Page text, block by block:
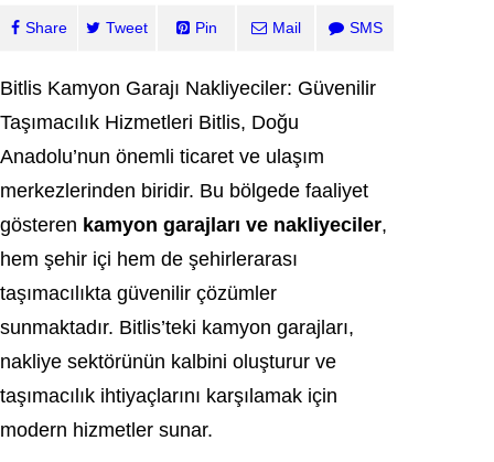
Share Tweet Pin Mail SMS
Bitlis Kamyon Garajı Nakliyeciler: Güvenilir
Taşımacılık Hizmetleri Bitlis, Doğu
Anadolu’nun önemli ticaret ve ulaşım
merkezlerinden biridir. Bu bölgede faaliyet
gösteren kamyon garajları ve nakliyeciler,
hem şehir içi hem de şehirlerarası
taşımacılıkta güvenilir çözümler
sunmaktadır. Bitlis’teki kamyon garajları,
nakliye sektörünün kalbini oluşturur ve
taşımacılık ihtiyaçlarını karşılamak için
modern hizmetler sunar.